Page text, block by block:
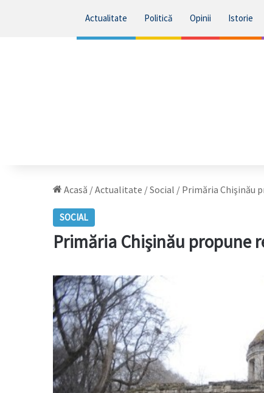
Actualitate Politică Opinii Istorie
Acasă /Actualitate /Social / Primăria Chişinău
SOCIAL
Primăria Chişinău propune